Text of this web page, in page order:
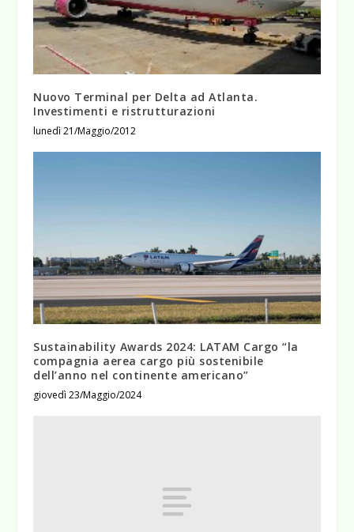
Nuovo Terminal per Delta ad Atlanta.
Investimenti e ristrutturazioni
lunedì 21/Maggio/2012
Sustainability Awards 2024: LATAM Cargo “la
compagnia aerea cargo più sostenibile
dell’anno nel continente americano”
giovedì 23/Maggio/2024